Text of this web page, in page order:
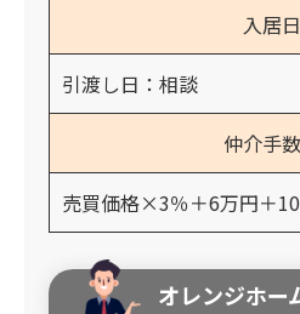
入居日
引渡し日：相談
仲介手
売買価格×3％＋6万円＋
オレンジホー